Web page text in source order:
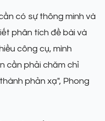
có sự thông minh và
phân tích đề bài và
công cụ, mình
cần phải chăm chỉ
phản xạ", Phong